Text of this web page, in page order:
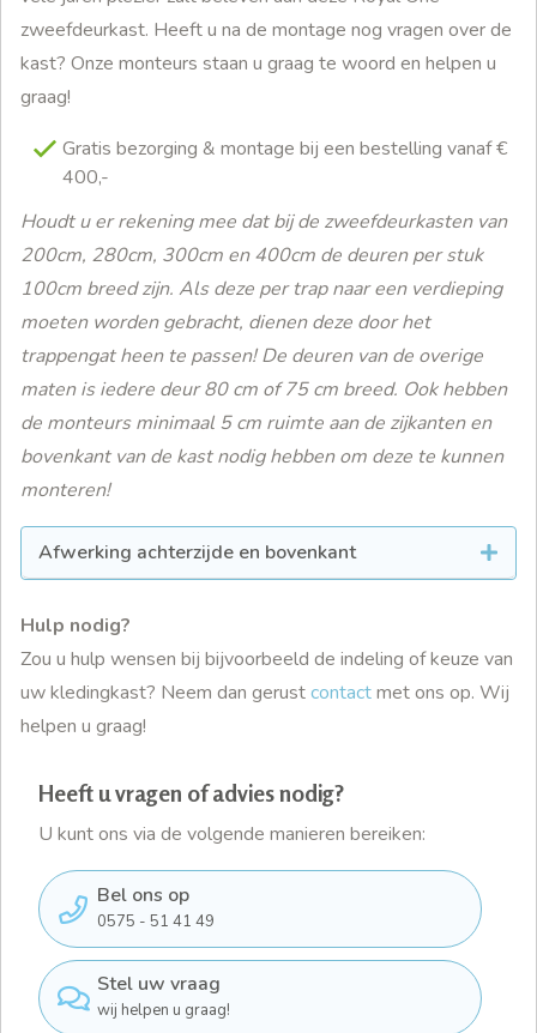
zweefdeurkast. Heeft u na de montage nog vragen over de
kast? Onze monteurs staan u graag te woord en helpen u
graag!
Gratis bezorging & montage bij een bestelling vanaf €
400,-
Houdt u er rekening mee dat bij de zweefdeurkasten van
200cm, 280cm, 300cm en 400cm de deuren per stuk
100cm breed zijn. Als deze per trap naar een verdieping
moeten worden gebracht, dienen deze door het
trappengat heen te passen! De deuren van de overige
maten is iedere deur 80 cm of 75 cm breed. Ook hebben
de monteurs minimaal 5 cm ruimte aan de zijkanten en
bovenkant van de kast nodig hebben om deze te kunnen
monteren!
Afwerking achterzijde en bovenkant
Hulp nodig?
Zou u hulp wensen bij bijvoorbeeld de indeling of keuze van
uw kledingkast? Neem dan gerustcontactmet ons op. Wij
helpen u graag!
Heeft u vragen of advies nodig?
U kunt ons via de volgende manieren bereiken:
Bel ons op
0575 - 51 41 49
Stel uw vraag
wij helpen u graag!